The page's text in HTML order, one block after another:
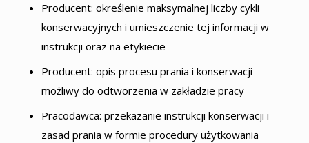
Producent: określenie maksymalnej liczby cykli
konserwacyjnych i umieszczenie tej informacji w
instrukcji oraz na etykiecie
Producent: opis procesu prania i konserwacji
możliwy do odtworzenia w zakładzie pracy
Pracodawca: przekazanie instrukcji konserwacji i
zasad prania w formie procedury użytkowania